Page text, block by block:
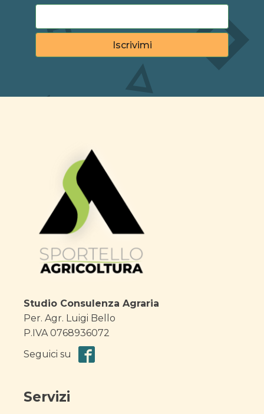
Studio Consulenza Agraria
Per. Agr. Luigi Bello
P.IVA 0768936072
Seguici su
Servizi